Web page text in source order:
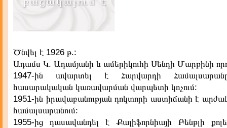
Ծնվել է 1926 թ.:
Ադամս Կ. Ադամյանի և ամերիկուհի Սենդի Մարթինի
1947-ին ավարտել է Հարվարդի
հասարակական կառավարման վարպետի կոչում:
1951-ին իրավաբանության դոկտորի աստիճանի է
համալսարանում:
1955-ից դասավանդել է Քալիֆորնիայի Բենթլի